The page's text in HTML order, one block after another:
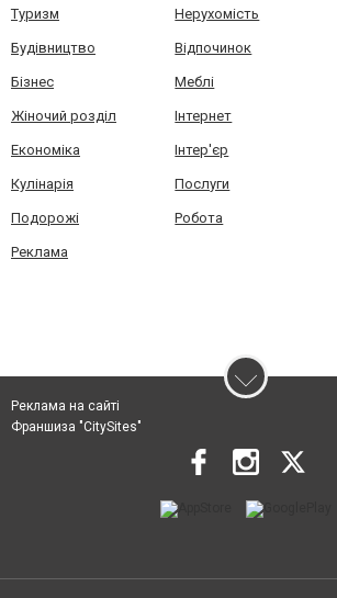
Туризм Нерухомість
Будівництво Відпочинок
Бізнес Меблі
Жіночий розділ Інтернет
Економіка Інтер'єр
Кулінарія Послуги
Подорожі Робота
Реклама
Реклама на сайті
Франшиза "CitySites"